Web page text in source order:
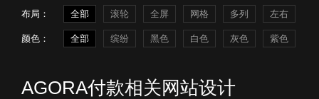
布局： 全部 滚轮 全屏 网格 多列 左右
颜色： 全部 缤纷 黑色 白色 灰色 紫色
AGORA付款相关网站设计